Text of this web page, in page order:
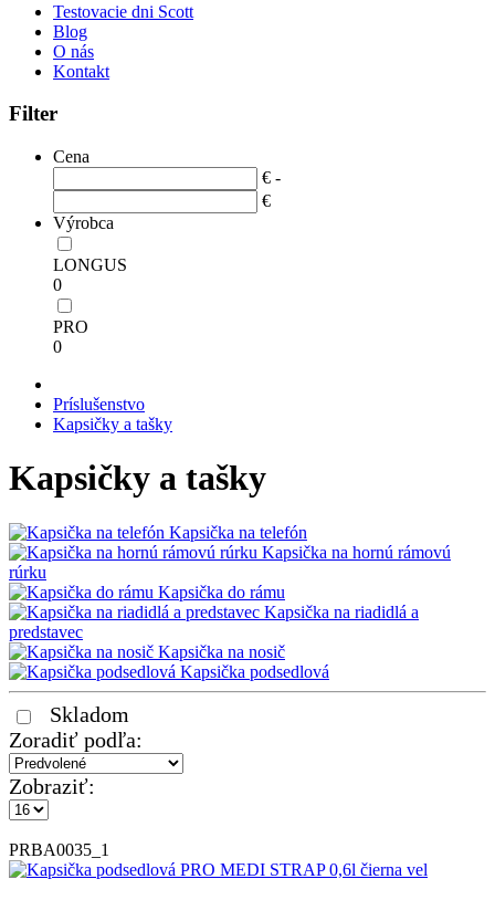
Testovacie dni Scott
Blog
O nás
Kontakt
Filter
Cena
€ -
€
Výrobca
LONGUS
0
PRO
0
Príslušenstvo
Kapsičky a tašky
Kapsičky a tašky
Kapsička na telefón
Kapsička na hornú rámovú
rúrku
Kapsička do rámu
Kapsička na riadidlá a
predstavec
Kapsička na nosič
Kapsička podsedlová
Skladom
Zoradiť podľa:
Zobraziť:
PRBA0035_1